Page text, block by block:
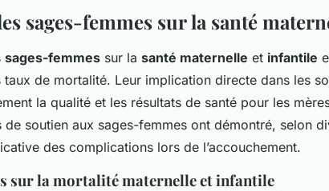
sages-femmes sur la santé
sages-femmes sur la santé maternelle et infantile
taux de mortalité. Leur implication directe dans les
la qualité et les résultats de santé pour les
de soutien aux sages-femmes ont démontré, selon
des complications lors de l’accouchement.
sur la mortalité maternelle et infantile